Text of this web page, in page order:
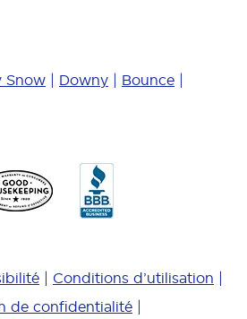
Snow Downy
Bounce
Conditions d’utilisation
de confidentialité